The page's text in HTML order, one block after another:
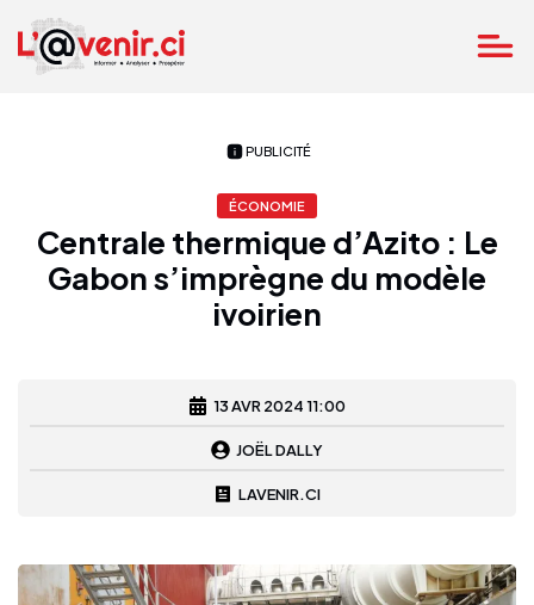
PUBLICITÉ
ÉCONOMIE
Centrale thermique d’Azito : Le
Gabon s’imprègne du modèle
ivoirien
13 AVR 2024 11:00
JOËL DALLY
LAVENIR.CI